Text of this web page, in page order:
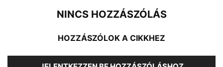
NINCS HOZZÁSZÓLÁS
HOZZÁSZÓLOK A CIKKHEZ